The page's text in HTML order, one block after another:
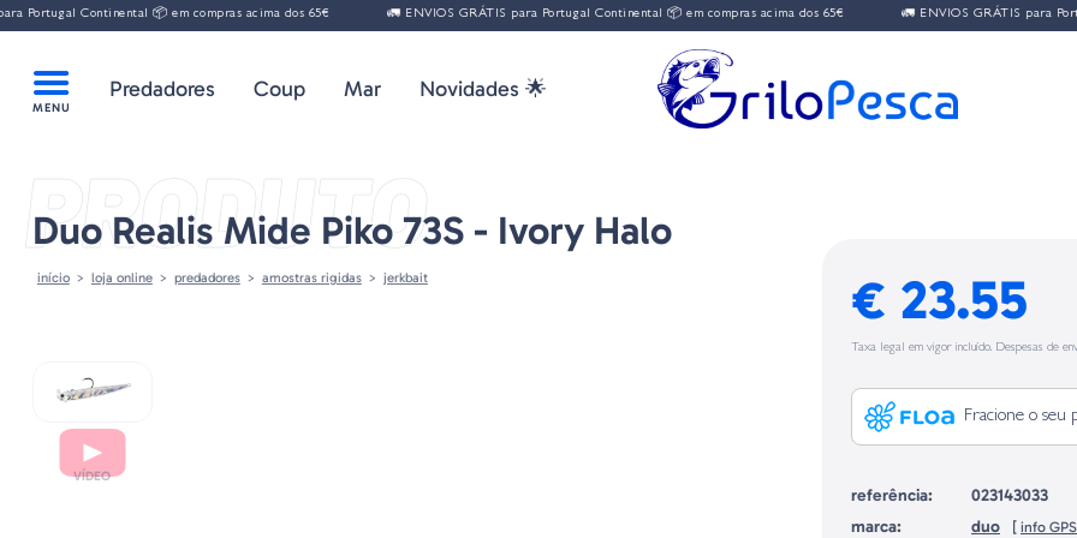
Portugal Continental 📦 em compras acima dos 65€ 🚛 ENVIOS GRÁTIS para Portugal Continental 📦 em compras acima dos 65€ 🚛 ENVIOS GRÁTIS para
Predadores Coup Mar Novidades 🌟
PRODUTO
Duo Realis Mide Piko 73S - Ivory Halo
início loja online predadores amostras rigidas jerkbait € 23.55
Taxa legal em vigor incluído. Despesas de
Fracione o
referência:
023143033
marca:
duo [ info